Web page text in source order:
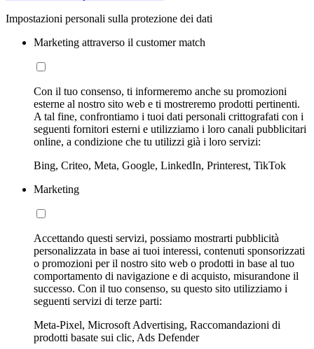
Impostazioni personali sulla protezione dei dati
Marketing attraverso il customer match
Con il tuo consenso, ti informeremo anche su promozioni
esterne al nostro sito web e ti mostreremo prodotti pertinenti.
A tal fine, confrontiamo i tuoi dati personali crittografati con i
seguenti fornitori esterni e utilizziamo i loro canali pubblicitari
online, a condizione che tu utilizzi già i loro servizi:
Bing, Criteo, Meta, Google, LinkedIn, Printerest, TikTok
Marketing
Accettando questi servizi, possiamo mostrarti pubblicità
personalizzata in base ai tuoi interessi, contenuti sponsorizzati
o promozioni per il nostro sito web o prodotti in base al tuo
comportamento di navigazione e di acquisto, misurandone il
successo. Con il tuo consenso, su questo sito utilizziamo i
seguenti servizi di terze parti:
Meta-Pixel, Microsoft Advertising, Raccomandazioni di
prodotti basate sui clic, Ads Defender